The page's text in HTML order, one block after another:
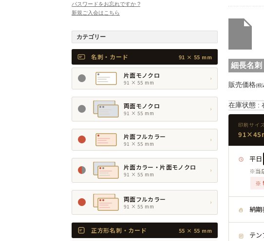
細長名
販売価格(税
在庫状態 :
印刷サイ
平日
※当
※
納期
テン
パスワードをお忘れですか ?
新規ご入会はこちら
カテゴリー
名刺・カード 91 × 55 mm
片面モノクロ
91 × 55 mm
›
両面モノクロ
91 × 55 mm
›
片面フルカラー
91 × 55 mm
›
片面カラー・片面モノクロ
91 × 55 mm
›
両面フルカラー
91 × 55 mm
›
正方形名刺・カード 55 × 55 mm